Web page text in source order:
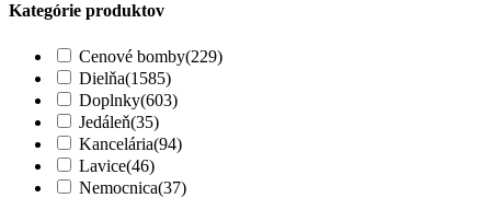
Kategórie produktov
Cenové bomby(229)
Dielňa(1585)
Doplnky(603)
Jedáleň(35)
Kancelária(94)
Lavice(46)
Nemocnica(37)